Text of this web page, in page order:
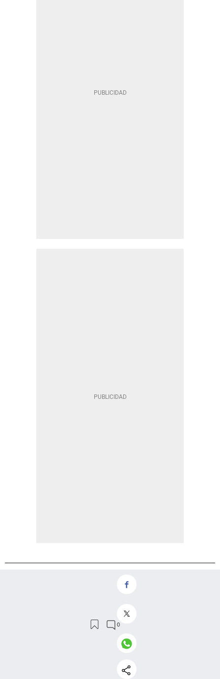
excusas y confesiones
reflexiones de Richard Ford
sobre el arte de la novela